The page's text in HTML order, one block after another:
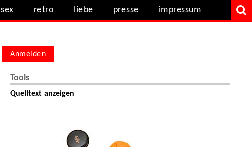
sex retro liebe presse impressum
Anmelden
Tools
Quelltext anzeigen